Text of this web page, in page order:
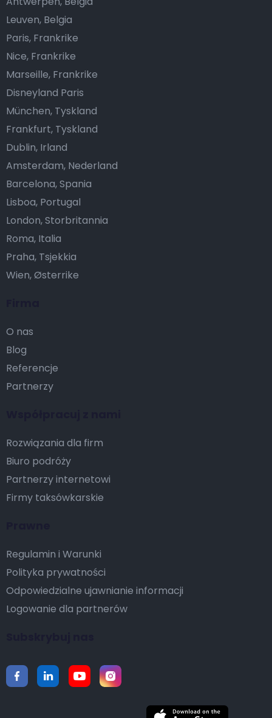
O nas
Blog
Referencje
Partnerzy
Rozwiązania dla firm
Biuro podróży
Partnerzy internetowi
Firmy taksówkarskie
Regulamin i Warunki
Polityka prywatności
Odpowiedzialne ujawnianie informacji
Logowanie dla partnerów
Leuven, Belgia
Paris, Frankrike
Nice, Frankrike
Marseille, Frankrike
Disneyland Paris
München, Tyskland
Frankfurt, Tyskland
Dublin, Irland
Amsterdam, Nederland
Barcelona, Spania
Lisboa, Portugal
London, Storbritannia
Roma, Italia
Praha, Tsjekkia
Wien, Østerrike